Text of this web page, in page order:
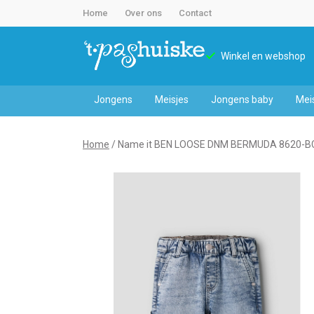
Home Over ons Contact
Winkel en webshop
Jongens Meisjes Jongens baby
Name
BERMUDA
Home Name it BEN LOOSE DNM BERMUDA 8620-